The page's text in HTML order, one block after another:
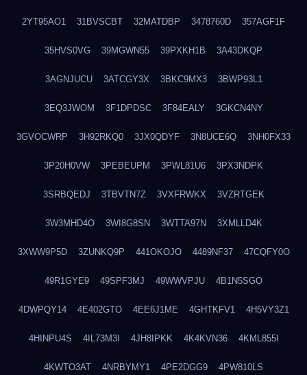
2YT95AO1 31BVSCBT 32MATDBP 3478760D 357AGF1F
35HVS0VG 39MGWN55 39PXKH1B 3A43DKQP
3AGNJUCU 3ATCGY3X 3BKC9MX3 3BWP93L1
3EQ3JWOM 3F1DPDSC 3F84EALY 3GKCN4NY
3GVOCWRP 3H92RKQ0 3JX0QDYF 3N8UCE6Q 3NH0FX33
3P20H0VW 3PEBEUPM 3PWL81U6 3PX3NDPK
3SRBQEDJ 3TBVTN7Z 3VXFRWKX 3VZRTGEK
3W3MHD4O 3WI8G8SN 3WTTA97N 3XMLLD4K
3XWW9P5D 3ZUNKQ9P 441OKOJO 4489NF37 47CQFY0O
49R1GYE9 49SPF3MJ 49WWVPJU 4B1N5SGO
4DWPQY14 4E402GTO 4EE6J1ME 4GHTKFV1 4H5VY3Z1
4HINPU4S 4IL73M3I 4JH8IPKK 4K4KVN36 4KML855I
4KWTO3AT 4NRBYMY1 4PE2DGG9 4PW810LS